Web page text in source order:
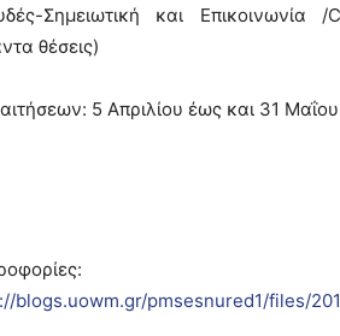
Σημειωτική και
θέσεις)
5 Απριλίου έως και 31
blogs.uowm.gr/pmsesnured1/files/